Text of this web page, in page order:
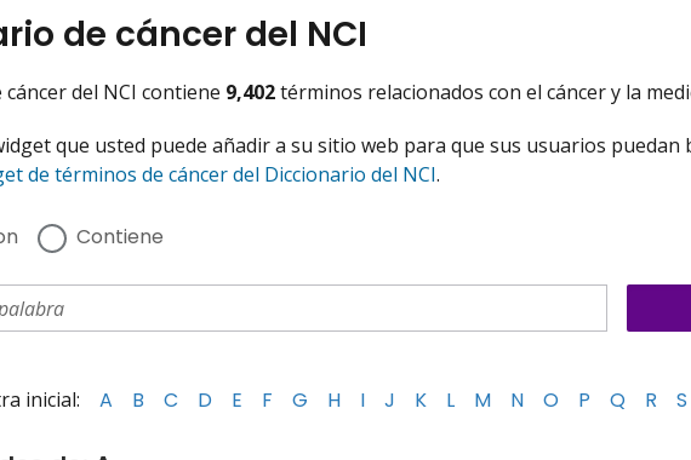
de cáncer del NCI
cáncer del NCI contiene 9,402términos relacionados con el cáncer y la
que usted puede añadir a su sitio web para que sus usuarios puedan
de términos de cáncer del Diccionario del NCI.
Contiene
inicial: A B C D E F G H I J K L M N O P Q R S